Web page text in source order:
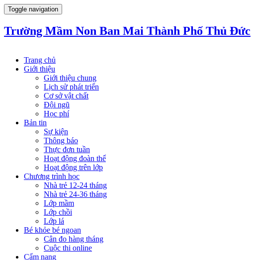
Toggle navigation
Trường Mầm Non Ban Mai Thành Phố Thủ Đức
Trang chủ
Giới thiệu
Giới thiệu chung
Lịch sử phát triển
Cơ sở vật chất
Đội ngũ
Học phí
Bản tin
Sự kiện
Thông báo
Thực đơn tuần
Hoạt động đoàn thể
Hoạt động trên lớp
Chương trình học
Nhà trẻ 12-24 tháng
Nhà trẻ 24-36 tháng
Lớp mầm
Lớp chồi
Lớp lá
Bé khỏe bé ngoan
Cân đo hàng tháng
Cuộc thi online
Cẩm nang